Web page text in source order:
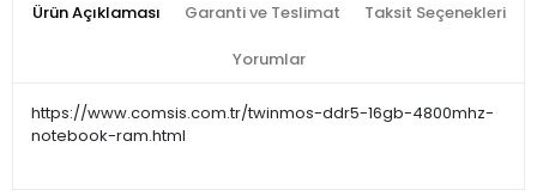
Ürün Açıklaması Garanti ve Teslimat Taksit Seçenekleri
Yorumlar
https://www.comsis.com.tr/twinmos-ddr5-16gb-4800mhz-
notebook-ram.html